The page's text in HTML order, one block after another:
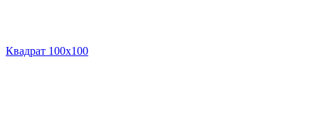
Квадрат 100х100